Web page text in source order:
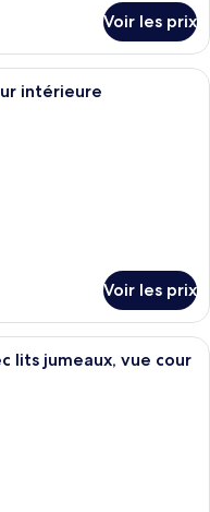
Voir les prix
à baldaquin à quatre poteaux,
intérieure
Voir les prix
chambre classique avec un
lits jumeaux, vue cour